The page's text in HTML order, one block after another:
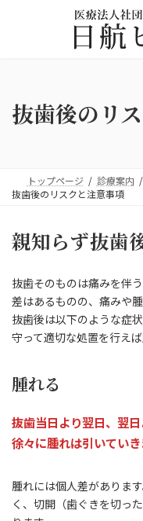
抜歯後のリ
トップページ 診療案内
抜歯後のリスクと注意事項
親知らず抜歯
抜歯そのものは痛みを伴
差はあるものの、痛みや腫
抜歯後は以下のような症
守って適切な処置を行えば
腫れる
抜歯当日より翌日、翌
徐々に腫れは引いていき
腫れには個人差がありま
く、切開（歯ぐきを切っ